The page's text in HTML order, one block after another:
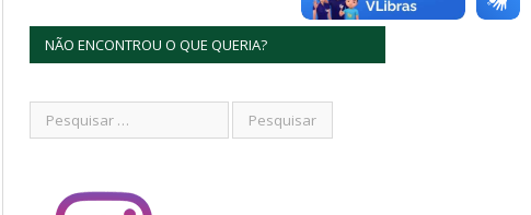
NÃO ENCONTROU O QUE QUERIA?